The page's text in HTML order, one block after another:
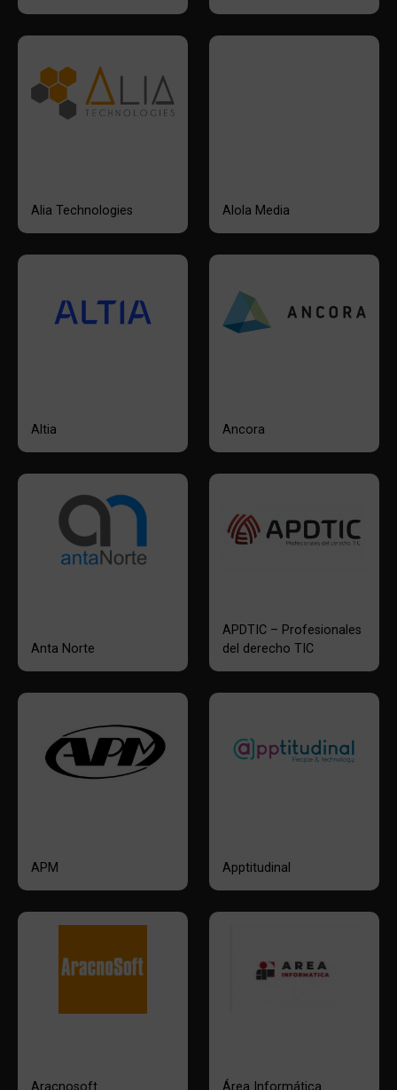
Alia Technologies Alola Media
Altia Ancora
Anta Norte
APDTIC – Profesionales
del derecho TIC
APM Apptitudinal
Aracnosoft Área Informática